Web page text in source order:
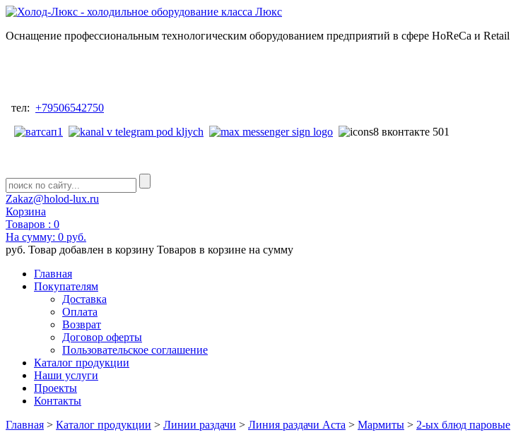
Оснащение профессиональным технологическим оборудованием предприятий в сфере HoReCa и Retail
тел: +79506542750
Zakaz@holod-lux.ru
Корзина
Товаров : 0
На сумму: 0 руб.
руб. Товар добавлен в корзину Товаров в корзине на сумму
Главная
Покупателям
Доставка
Оплата
Возврат
Договор оферты
Пользовательское соглашение
Каталог продукции
Наши услуги
Проекты
Контакты
Главная > Каталог продукции > Линии раздачи > Линия раздачи Аста > Мармиты > 2-ых блюд паровые